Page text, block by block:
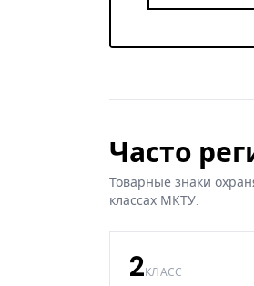
Часто
Товарные знаки
классах МКТУ.
2КЛАСС